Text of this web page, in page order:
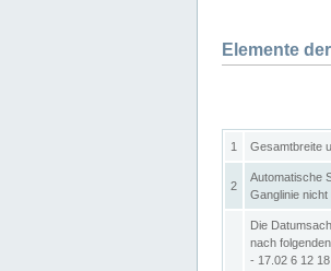
Elemente
1 Gesamtbreite
2
Automatische
Ganglinie
Die
nach
- 17.02 6 12